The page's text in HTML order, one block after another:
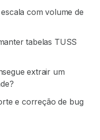
com volume de
tabelas TUSS
extrair um
e correção de bug